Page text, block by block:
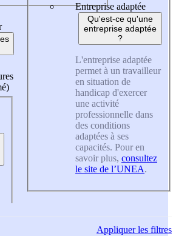
Entreprise adaptée
Qu'est-ce qu'une
entreprise adaptée
?
L'entreprise adaptée
permet à un travailleur
en situation de
handicap d'exercer
une activité
professionnelle dans
des conditions
adaptées à ses
capacités. Pour en
savoir plus, consultez
le site de l’UNEA.
Appliquerles filtres